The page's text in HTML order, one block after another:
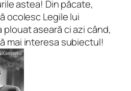
astea! Din păcate,
ocolesc Legile lui
plouat aseară ci azi când,
mai interesa subiectul!